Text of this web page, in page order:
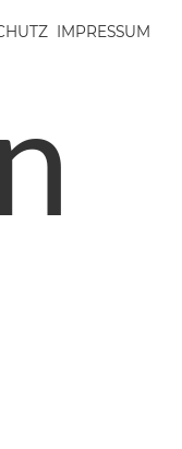
IMPRESSUM